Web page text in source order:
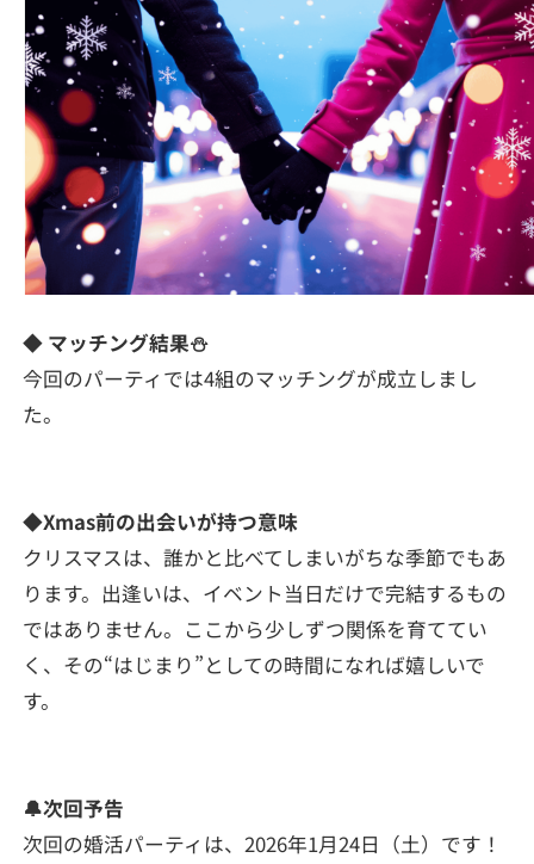
◆ マッチング結果⛄
今回のパーティでは4組のマッチングが成立しまし
た。
◆Xmas前の出会いが持つ意味
クリスマスは、誰かと比べてしまいがちな季節でもあ
ります。出逢いは、イベント当日だけで完結するもの
ではありません。ここから少しずつ関係を育ててい
く、その“はじまり”としての時間になれば嬉しいで
す。
🔔次回予告
次回の婚活パーティは、2026年1月24日（土）です！